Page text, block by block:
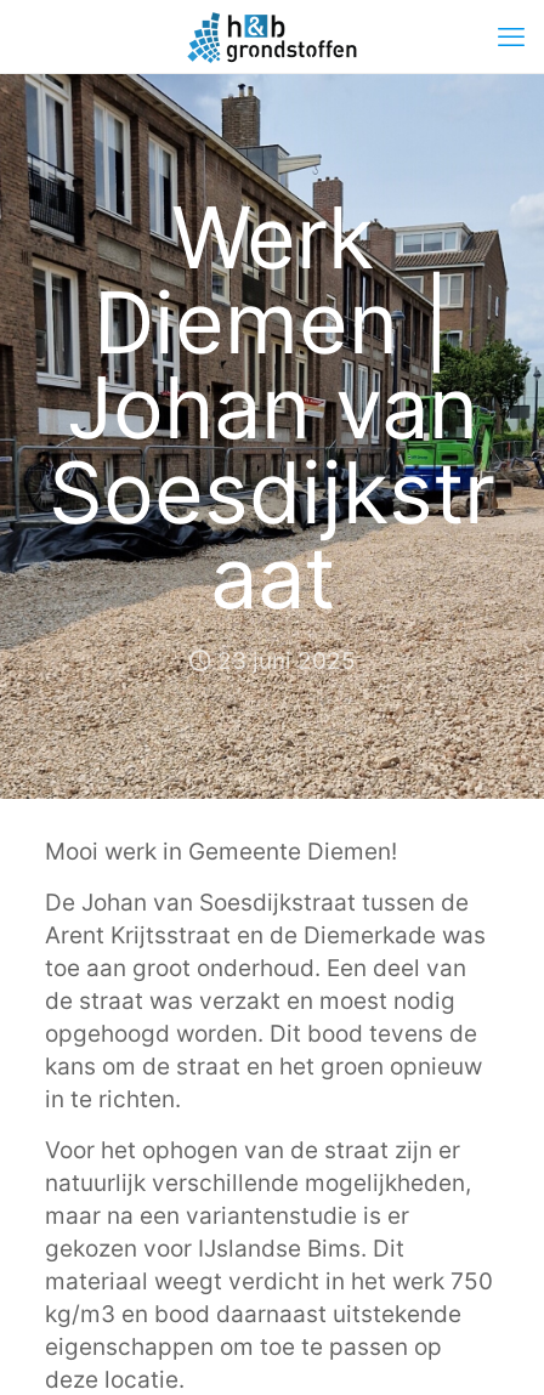
Werk
Diemen |
Johan van
Soesdijkstr
aat
23 juni 2025
Mooi werk in Gemeente Diemen!
De Johan van Soesdijkstraat tussen de
Arent Krijtsstraat en de Diemerkade was
toe aan groot onderhoud. Een deel van
de straat was verzakt en moest nodig
opgehoogd worden. Dit bood tevens de
kans om de straat en het groen opnieuw
in te richten.
Voor het ophogen van de straat zijn er
natuurlijk verschillende mogelijkheden,
maar na een variantenstudie is er
gekozen voor IJslandse Bims. Dit
materiaal weegt verdicht in het werk 750
kg/m3 en bood daarnaast uitstekende
eigenschappen om toe te passen op
deze locatie.